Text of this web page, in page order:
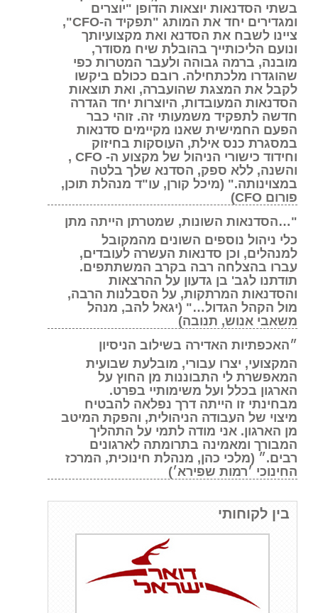
בשתי הסדנאות יוצאות הדופן "יוצרים
ומגדירים יחד את המותג "תפקיד ה-CFO",
ציינו לשבח את הסדנא ואת מקצועיותך
ונועם הליכותייך בהובלת שיח מסודר,
מובנה, ברמה גבוהה ולעבר המטרות כפי
שהוגדרו מלכתחילה. רובם ככולם ביקשו
לקבל את המצגת שהועברה, ואת תוצאות
הסדנאות המעובדות, היוצרות יחד הגדרה
חדשה לתפקיד משמעותי זה. זוהי כבר
הפעם החמישית שאנו מקיימים סדנאות
במסגרת כנס אילת, העוסקות בחיזוק
והשנה, ללא ספק, הסדנא שלך בלטה
במצוינותה." (מיכל קורן, עו"ד מנהלת תוכן,
פורום CFO)
"…הסדנאות השונות, שמטרתן הייתה מתן
כלי ניהול נוספים השונים מהמקובל
למנהלים, וכן סדנאות העשרה לעובדים,
עברו בהצלחה רבה בקרב המשתתפים.
תודתנו לגב' בן גדעון על ההרצאות
והסדנאות המרתקות, על הסבלנות הרבה,
מול הקהל הגדול…" (יגאל להב, מנהל
משאבי אנוש, תנובה)
״האכפתיות האדירה בשילוב הניסיון
המקצועי, יצרו עבורי, מובלעת שבועית
המאפשרת לי התבוננות מן החוץ על
הארגון בכלל ועל משימותיי בפרט.
מבחינתי זו הייתה דרך נפלאה להבטיח
מיצוי של העבודה הניהולית, והפקת המיטב
מן הארגון. אני מודה לתמי על התהליך
המבורך ומאמינה בתרומתה לארגונים
רבים.״ (מלכי כהן, מנהלת חינוכית, המרכז
החינוכי ׳רמות שפירא׳)
בין לקוחותי